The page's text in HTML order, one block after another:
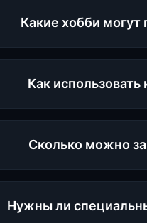
Какие хобби могут
Как использовать
Сколько можно
Нужны ли